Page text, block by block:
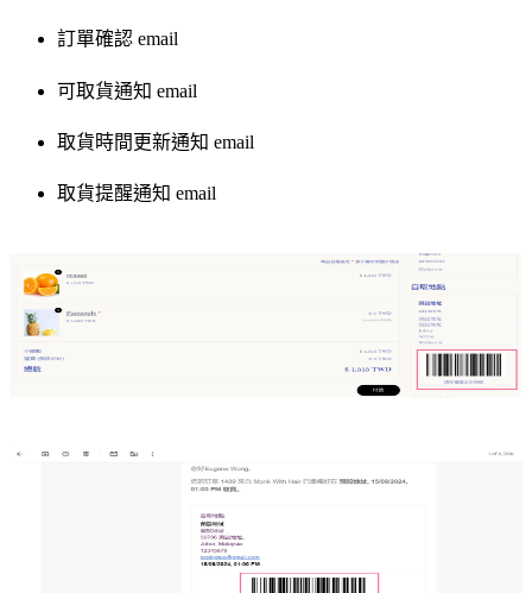
訂單確認 email
可取貨通知 email
取貨時間更新通知 email
取貨提醒通知 email